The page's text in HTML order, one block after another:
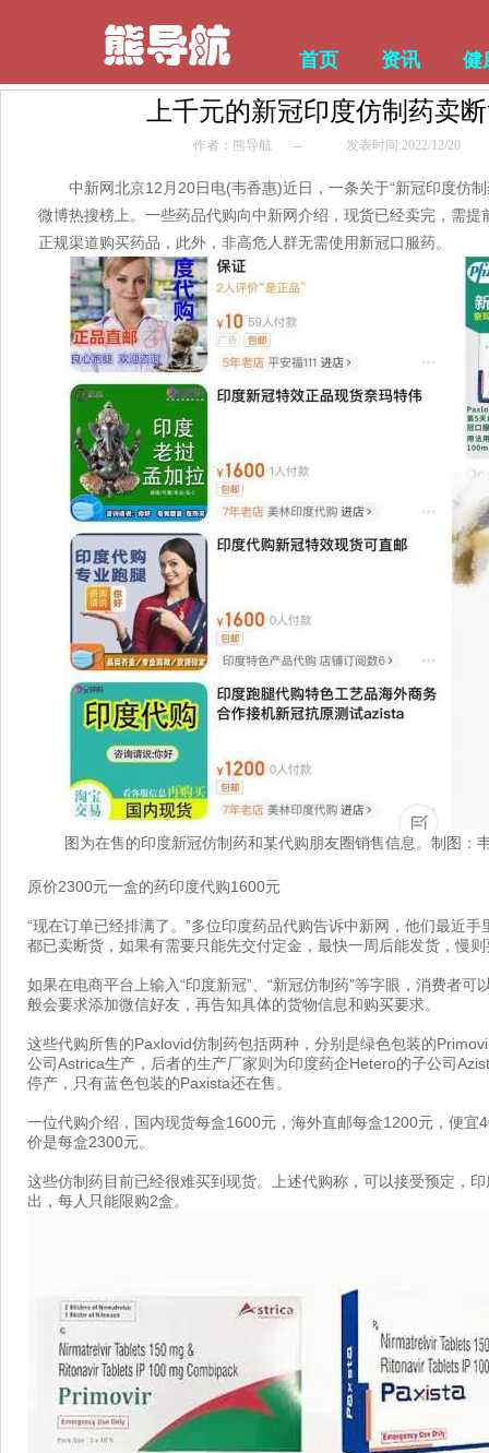
首页 资讯 健
上千元的新冠印度仿制药卖
作者：熊导航 -- 发表时间:2022/12/20
中新网北京12月20日电(韦香惠)近日，一条关于“新冠印度仿
微博热搜榜上。一些药品代购向中新网介绍，现货已经卖完，需
正规渠道购买药品，此外，非高危人群无需使用新冠口服药。
图为在售的印度新冠仿制药和某代购朋友圈销售信息。制图：
原价2300元一盒的药印度代购1600元
“现在订单已经排满了。”多位印度药品代购告诉中新网，他们最近
都已卖断货，如果有需要只能先交付定金，最快一周后能发货，慢
如果在电商平台上输入“印度新冠”、“新冠仿制药”等字眼，消费者
般会要求添加微信好友，再告知具体的货物信息和购买要求。
这些代购所售的Paxlovid仿制药包括两种，分别是绿色包装的
公司Astrica生产，后者的生产厂家则为印度药企Hetero的子公司
停产，只有蓝色包装的Paxista还在售。
一位代购介绍，国内现货每盒1600元，海外直邮每盒1200元，便宜
价是每盒2300元。
这些仿制药目前已经很难买到现货。上述代购称，可以接受预定，
出，每人只能限购2盒。